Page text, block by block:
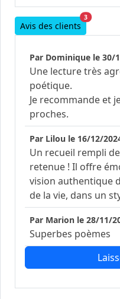
Avis des clients
3
Par Dominique le 30/
Une lecture très
poétique.
Je recommande et
proches.
Par Lilou le 16/12/
Un recueil rempli
retenue ! Il offre
vision authentique
de la vie, dans un
Par Marion le 28/11/
Superbes poèmes